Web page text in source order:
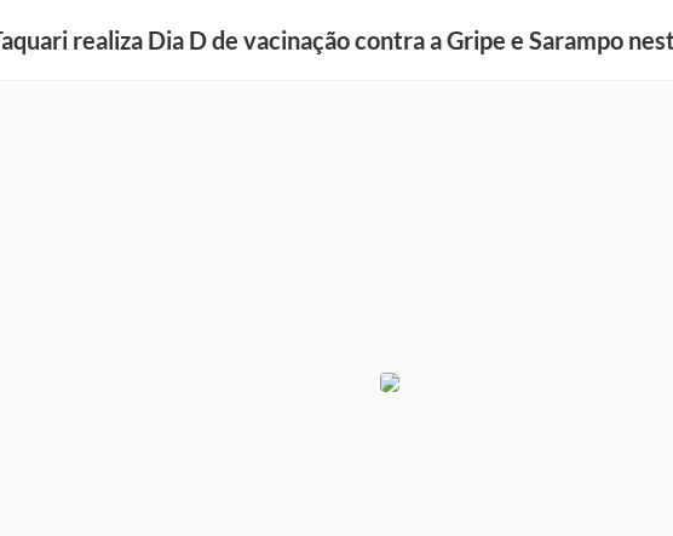
realiza Dia D de vacinação contra a Gripe e Sarampo